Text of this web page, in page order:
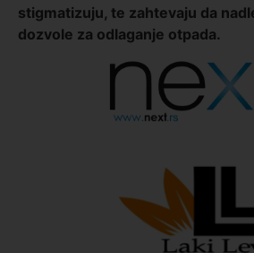
stigmatizuju, te zahtevaju da
dozvole za odlaganje otpada.